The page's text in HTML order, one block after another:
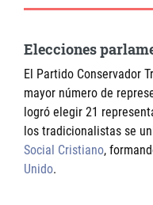
Elecciones
El Partido Conservador
mayor número de
logró elegir 21
los tradicionalistas se
Social Cristiano,
Unido.